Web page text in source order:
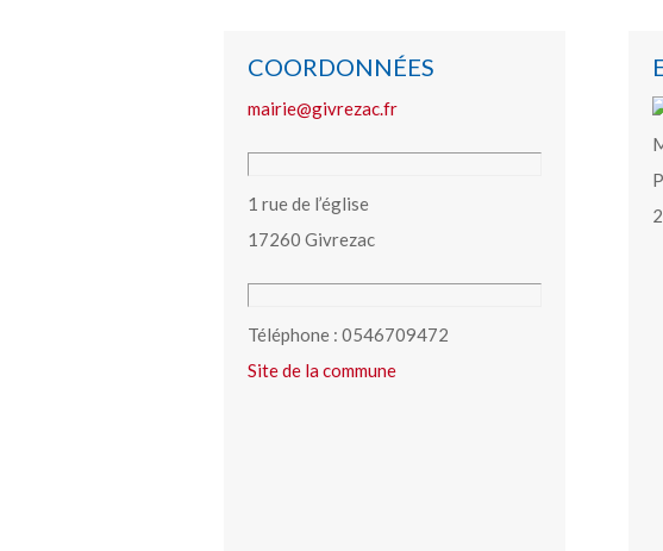
COORDONNÉES
mairie@givrezac.fr
1 rue de l’église
17260 Givrezac
Téléphone : 0546709472
Site de la commune